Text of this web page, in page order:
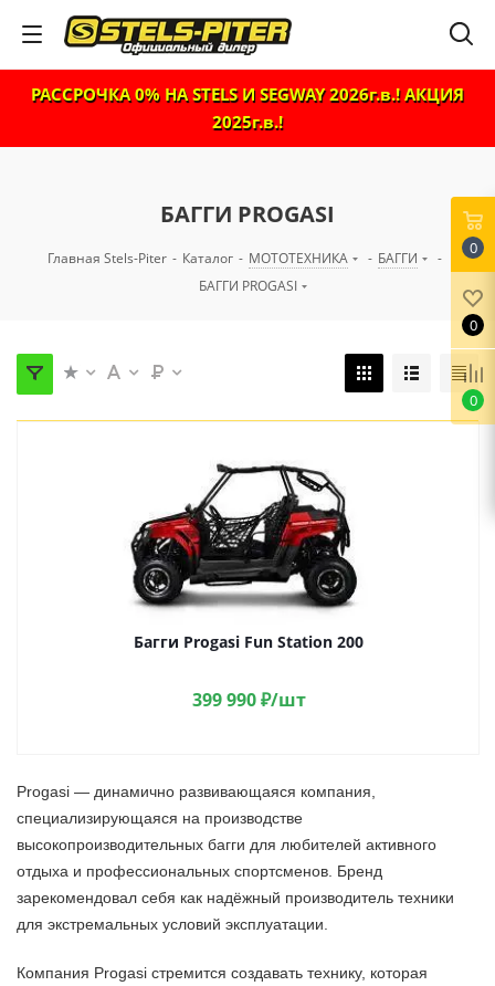
РАССРОЧКА 0% НА STELS И SEGWAY 2026г.в.! АКЦИЯ
2025г.в.!
БАГГИ PROGASI
Главная Stels-Piter - Каталог - МОТОТЕХНИКА - БАГГИ
-
БАГГИ PROGASI
Багги Progasi Fun Station 200
399 990₽/шт
Progasi — динамично развивающаяся компания,
специализирующаяся на производстве
высокопроизводительных багги для любителей активного
отдыха и профессиональных спортсменов. Бренд
зарекомендовал себя как надёжный производитель техники
для экстремальных условий эксплуатации.
Компания Progasi стремится создавать технику, которая
0
0
0